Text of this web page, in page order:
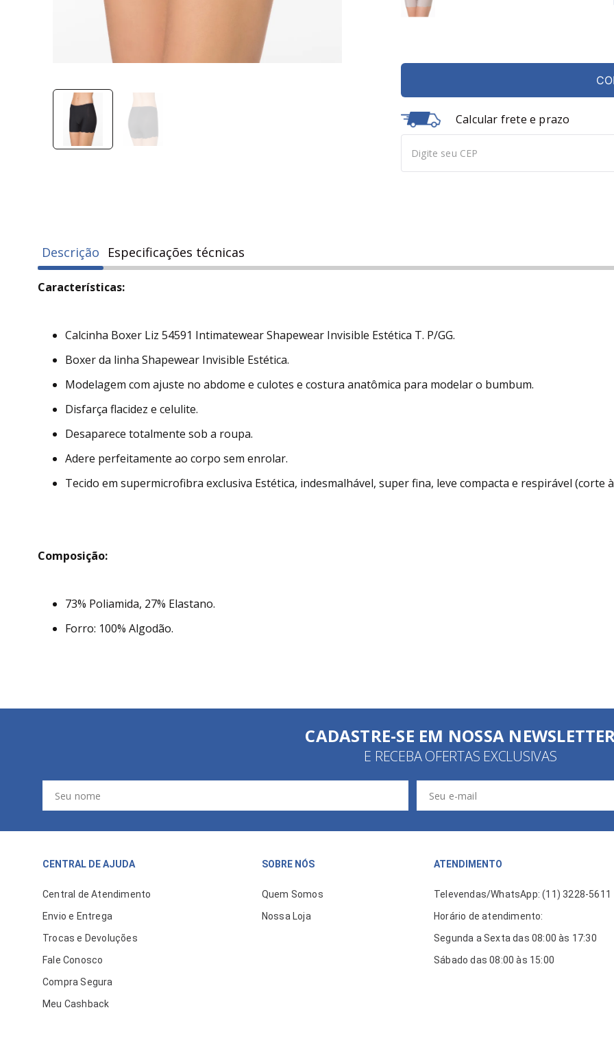
Calcular frete e prazo
Descrição Especificações técnicas
Características:
Calcinha Boxer Liz 54591 Intimatewear Shapewear Invisible Estética T. P/GG.
Boxer da linha Shapewear Invisible Estética.
Modelagem com ajuste no abdome e culotes e costura anatômica para modelar o bumbum.
Disfarça flacidez e celulite.
Desaparece totalmente sob a roupa.
Adere perfeitamente ao corpo sem enrolar.
Tecido em supermicrofibra exclusiva Estética, indesmalhável, super fina, leve compacta e respirável (corte
Composição:
73% Poliamida, 27% Elastano.
Forro: 100% Algodão.
CADASTRE-SE EM NOSSA
E RECEBA OFERTAS EXCLUSIVAS
CENTRAL DE AJUDA
Central de Atendimento
Envio e Entrega
Trocas e Devoluções
Fale Conosco
Compra Segura
Meu Cashback
SOBRE NÓS
Quem Somos
Nossa Loja
ATENDIMENTO
Televendas/WhatsApp: (11) 3228-5611
Horário de atendimento:
Segunda a Sexta das 08:00 às 17:30
Sábado das 08:00 às 15:00